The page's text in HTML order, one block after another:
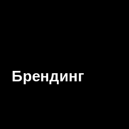
Брендинг